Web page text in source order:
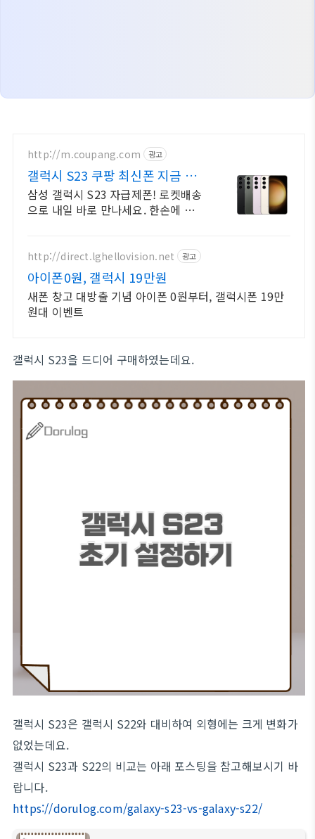
http://m.coupang.com 광고
갤럭시 S23 쿠팡 최신폰 지금 바
로
삼성 갤럭시 S23 자급제폰! 로켓배송
으로 내일 바로 만나세요. 한손에 쏙
http://direct.lghellovision.net 광고
아이폰0원, 갤럭시 19만원
새폰 창고 대방출 기념 아이폰 0원부터, 갤럭시폰 19만
원대 이벤트
갤럭시 S23을 드디어 구매하였는데요.
갤럭시 S23은 갤럭시 S22와 대비하여 외형에는 크게 변화가
없었는데요.
갤럭시 S23과 S22의 비교는 아래 포스팅을 참고해보시기 바
랍니다.
https://dorulog.com/galaxy-s23-vs-galaxy-s22/